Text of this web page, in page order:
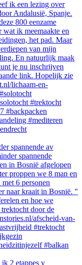
spannende av
2 etappes v